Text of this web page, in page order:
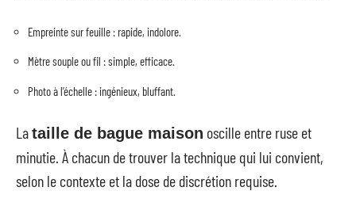
Empreinte sur feuille : rapide, indolore.
Mètre souple ou fil : simple, efficace.
Photo à l’échelle : ingénieux, bluffant.
Lataille de bague maison oscille entre ruse et
minutie. À chacun de trouver la technique qui lui convient,
selon le contexte et la dose de discrétion requise.